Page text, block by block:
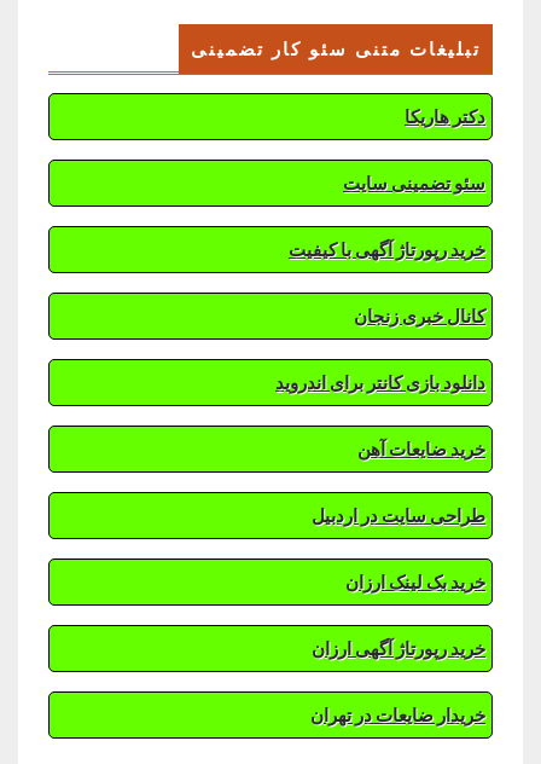
تبلیغات متنی سئو کار تضمینی
دکتر هاریکا
سئو تضمینی سایت
خرید رپورتاژ آگهی با کیفیت
کانال خبری زنجان
دانلود بازی کانتر برای اندروید
خرید ضایعات آهن
طراحی سایت در اردبیل
خرید بک لینک ارزان
خرید رپورتاژ آگهی ارزان
خریدار ضایعات در تهران